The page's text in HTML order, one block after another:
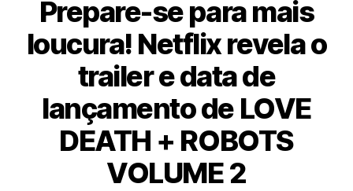
Prepare-se para mais
loucura! Netflix revela o
trailer e data de
lançamento de LOVE
DEATH + ROBOTS
VOLUME 2